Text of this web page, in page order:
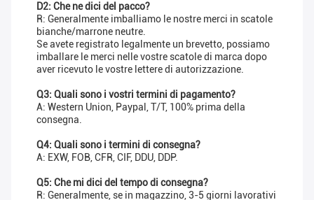
D2: Che ne dici del pacco?
R: Generalmente imballiamo le nostre merci in scatole
bianche/marrone neutre.
Se avete registrato legalmente un brevetto, possiamo
imballare le merci nelle vostre scatole di marca dopo
aver ricevuto le vostre lettere di autorizzazione.
Q3: Quali sono i vostri termini di pagamento?
A: Western Union, Paypal, T/T, 100% prima della
consegna.
Q4: Quali sono i termini di consegna?
A: EXW, FOB, CFR, CIF, DDU, DDP.
Q5: Che mi dici del tempo di consegna?
R: Generalmente, se in magazzino, 3-5 giorni lavorativi